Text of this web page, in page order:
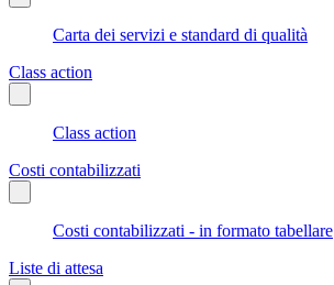
Carta dei servizi e standard di qualità
Class action
Class action
Costi contabilizzati
Costi contabilizzati - in formato tabellare
Liste di attesa